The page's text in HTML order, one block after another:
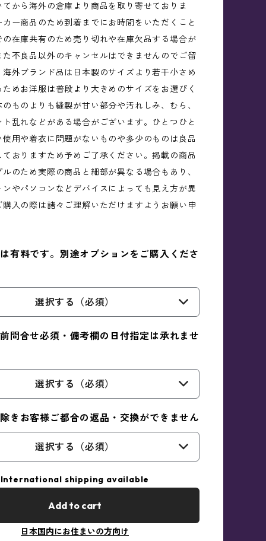
から海外の倉庫より商品を取り寄せておりま
ー商品のため到着までにお時間をいただくこと
在庫共有のため売り切れや在庫欠品する場合が
不良品以外のキャンセルはできませんのでご留
外ブランド品は日本製のサイズより若干小さめ
めお洋服は普段より大きめのサイズをお選びく
ものよりも縫製が甘い部分や汚れしみ、むら、
乱れなどがある場合がございます。ひとつひと
用や着衣に問題がないものや多少のものは良品
おりますため予めご了承ください。掲載の商品
のため実際の商品と細部が異なる場合もあり、
やパソコンなどデバイスによっても見え方が異
入の際は諸々ご理解いただけますようお願い申
有料です。別途オプションをご購入くださ
選択する（必須）
問合せ必須・備考欄の日付指定は承れませ
選択する（必須）
きお客様ご都合の返品・交換ができません
選択する（必須）
International shipping available
Add to cart
日本国内にお住まいの方向け